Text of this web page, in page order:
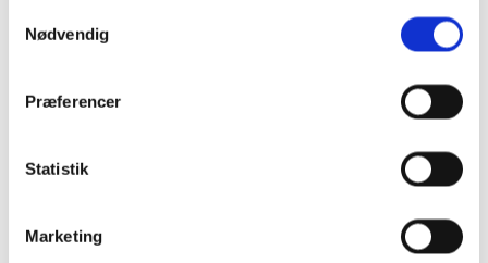
Nødvendig
Præferencer
Statistik
Marketing